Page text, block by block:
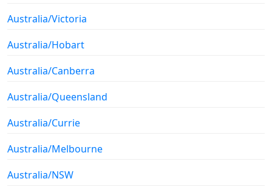
Australia/Victoria
Australia/Hobart
Australia/Canberra
Australia/Queensland
Australia/Currie
Australia/Melbourne
Australia/NSW